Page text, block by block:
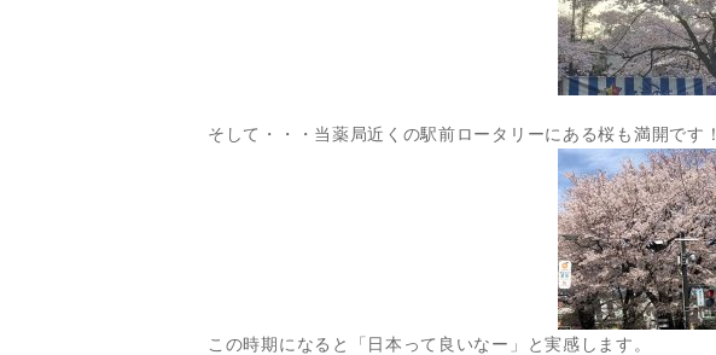
そして・・・当薬局近くの駅前ロータリーにある桜も満開です！
この時期になると「日本って良いなー」と実感します。